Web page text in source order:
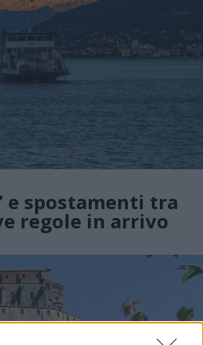
e spostamenti tra
regole in arrivo